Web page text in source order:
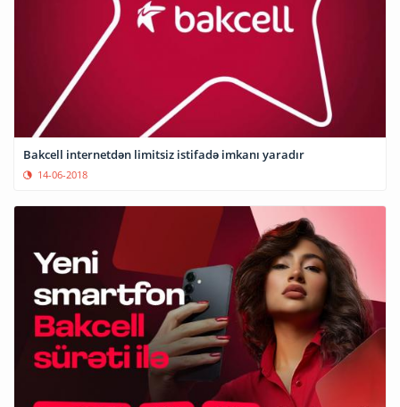
Bakcell internetdən limitsiz istifadə imkanı yaradır
14-06-2018